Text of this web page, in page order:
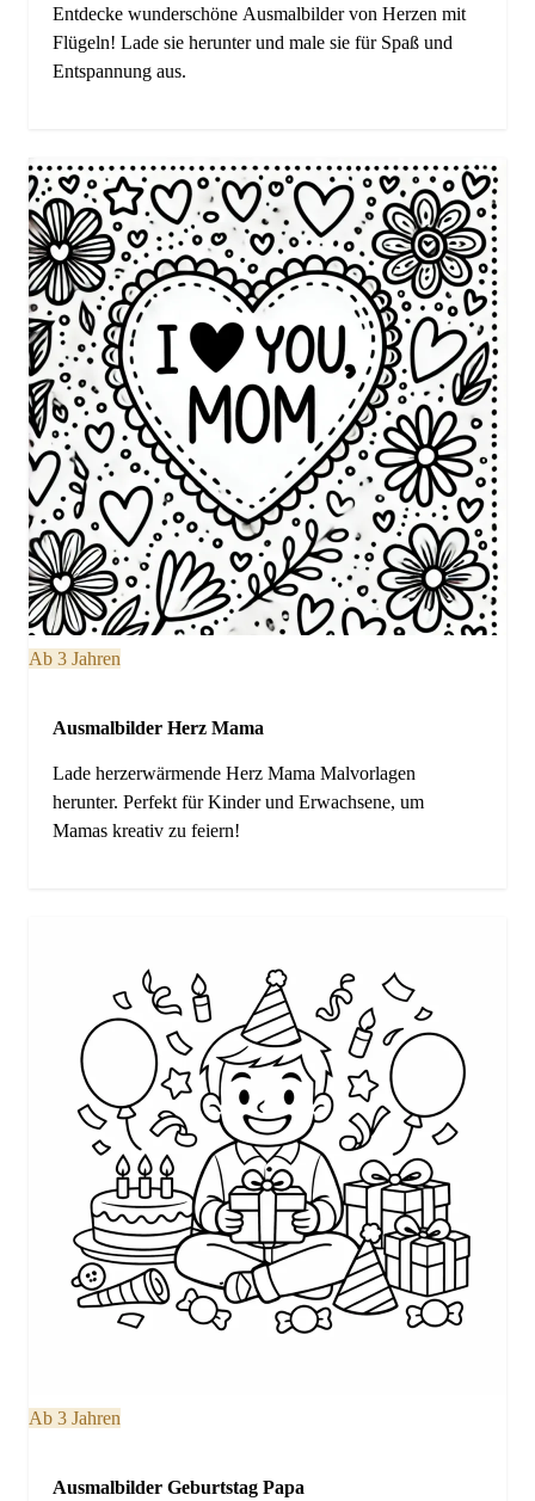
Entdecke wunderschöne Ausmalbilder von Herzen mit
Flügeln! Lade sie herunter und male sie für Spaß und
Entspannung aus.
Ab 3 Jahren
Ausmalbilder Herz Mama
Lade herzerwärmende Herz Mama Malvorlagen
herunter. Perfekt für Kinder und Erwachsene, um
Mamas kreativ zu feiern!
Ab 3 Jahren
Ausmalbilder Geburtstag Papa